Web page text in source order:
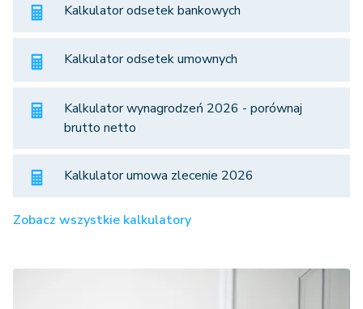
Kalkulator odsetek bankowych
Kalkulator odsetek umownych
Kalkulator wynagrodzeń 2026 - porównaj
brutto netto
Kalkulator umowa zlecenie 2026
Zobacz wszystkie kalkulatory